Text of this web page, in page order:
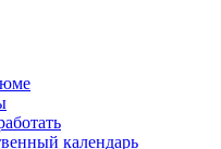
календарь